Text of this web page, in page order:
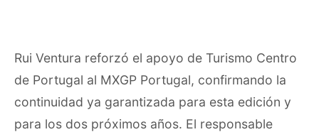
Rui Ventura reforzó el apoyo de Turismo Centro
de Portugal al MXGP Portugal, confirmando la
continuidad ya garantizada para esta edición y
para los dos próximos años. El responsable